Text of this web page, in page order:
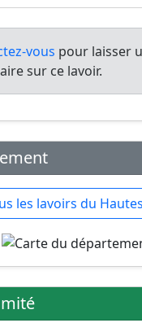
vous pour laisser
sur ce lavoir.
les lavoirs du